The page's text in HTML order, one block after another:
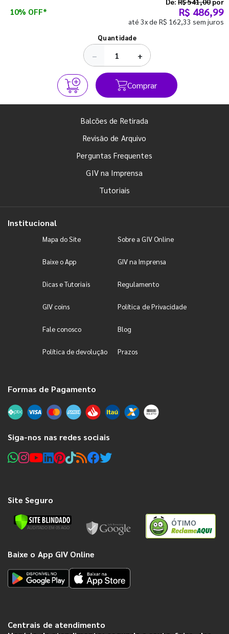
10% OFF* R$ 486,99
até 3x de R$ 162,33 sem juros
Quantidade
− +
Comprar
Balcões de Retirada
Revisão de Arquivo
Perguntas Frequentes
GIV na Imprensa
Tutoriais
Institucional
Mapa do Site Sobre a GIV Online
Baixe o App GIV na Imprensa
Dicas e Tutoriais Regulamento
GIV coins Política de Privacidade
Fale conosco Blog
Política de devolução Prazos
Formas de Pagamento
Siga-nos nas redes sociais
Site Seguro
ÓTIMO
Baixe o App GIV Online
Centrais de atendimento